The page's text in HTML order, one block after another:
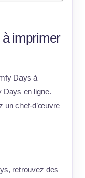
imprimer
Days à
Days en ligne.
un chef-d’œuvre
retrouvez des